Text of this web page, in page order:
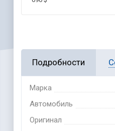
Подробности
Марка
Автомобиль
Оригинал